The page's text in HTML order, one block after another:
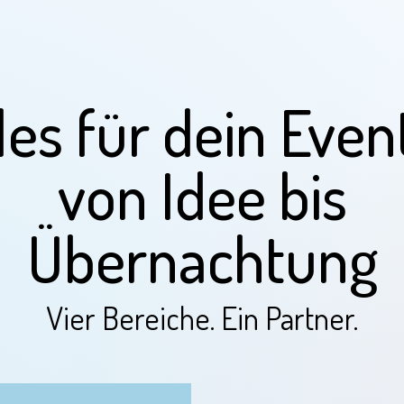
für dein
von Idee bis
Übernachtung
Vier Bereiche. Ein Partner.